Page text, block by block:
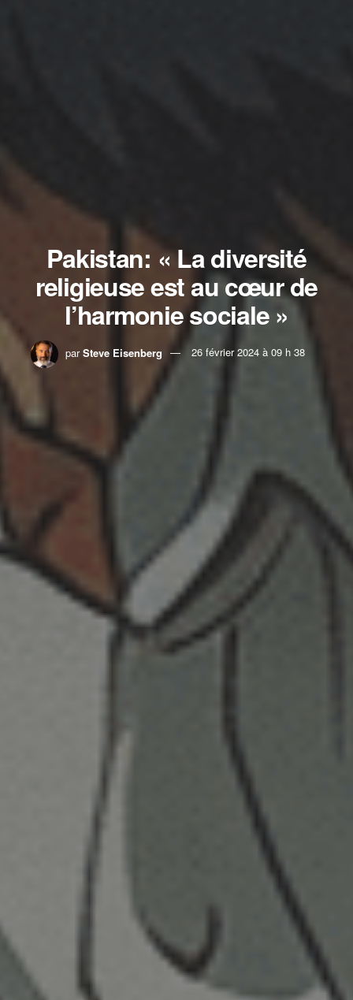
Pakistan: « La diversité
religieuse est au cœur de
l’harmonie sociale »
par Steve Eisenberg 26 février 2024 à 09 h 38